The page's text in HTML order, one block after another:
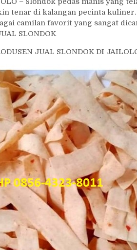
tenar di kalangan pecinta
camilan favorit yang sangat
SLONDOK
JUAL SLONDOK DI